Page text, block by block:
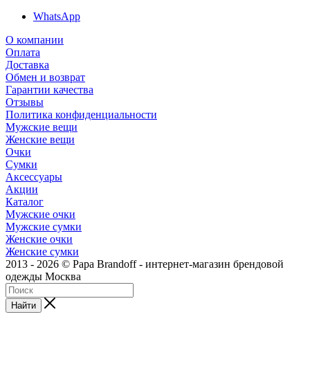
WhatsApp
О компании
Оплата
Доставка
Обмен и возврат
Гарантии качества
Отзывы
Политика конфиденциальности
Мужские вещи
Женские вещи
Очки
Сумки
Аксессуары
Акции
Каталог
Мужские очки
Мужские сумки
Женские очки
Женские сумки
2013 - 2026 © Papa Brandoff - интернет-магазин брендовой
одежды Москва
Найти